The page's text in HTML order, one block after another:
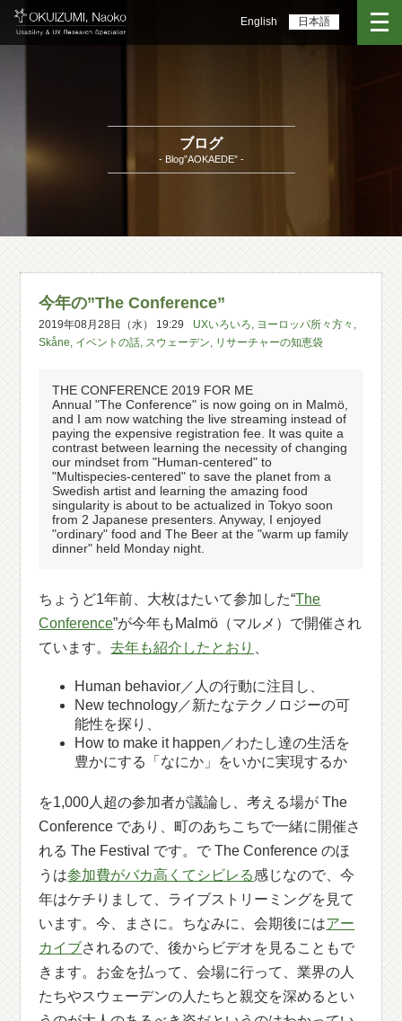
English 日本語
ブログ
- Blog”AOKAEDE” -
今年の”The Conference”
2019年08月28日（水） 19:29 UXいろいろ, ヨーロッパ所々方々 ,
Skåne, イベントの話, スウェーデン, リサーチャーの知恵袋
THE CONFERENCE 2019 FOR ME
Annual "The Conference" is now going on in Malmö,
and I am now watching the live streaming instead of
paying the expensive registration fee. It was quite a
contrast between learning the necessity of changing
our mindset from "Human-centered" to
"Multispecies-centered" to save the planet from a
Swedish artist and learning the amazing food
singularity is about to be actualized in Tokyo soon
from 2 Japanese presenters. Anyway, I enjoyed
"ordinary" food and The Beer at the "warm up family
dinner" held Monday night.
ちょうど1年前、大枚はたいて参加した“The
Conference”が今年もMalmö（マルメ）で開催され
ています。去年も紹介したとおり
Human behavior／人の行動に注目し、
New technology／新たなテクノロジーの可
能性を探り、
How to make it happen／わたし達の生活を
豊かにする「なにか」をいかに実現するか
を1,000人超の参加者が議論し、考える場が The
Conference であり、町のあちこちで一緒に開催さ
れる The Festival です。で The Conference のほ
うは参加費がバカ高くてシビレる感じなので、今
年はケチりまして、ライブストリーミングを見て
います。今、まさに。ちなみに、会期後にはアー
カイブされるので、後からビデオを見ることもで
きます。お金を払って、会場に行って、業界の人
たちやスウェーデンの人たちと親交を深めるとい